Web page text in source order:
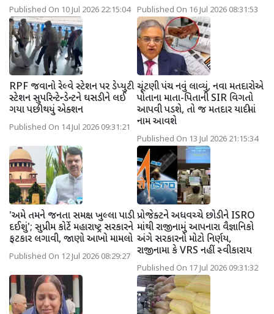
Published On 10 Jul 2026 22:15:04 Published On 16 Jul 2026 08:31:53
RPF જવાનો રેલ્વે સ્ટેશન પર ડેપ્યુટી
સ્ટેશન સુપરિન્ટેન્ડેન્ટને ઘસડીને લઈ
ગયા પછી થયું એક્શન
Published On 14 Jul 2026 09:31:21
ચૂંટણી પંચ નવું લાવ્યું, નવા મતદારોએ
પોતાના માતા-પિતાની SIR વિગતો
આપવી પડશે, તો જ મતદાર યાદીમાં
નામ આવશે
Published On 13 Jul 2026 21:15:34
'અમે તમને જનતા સમક્ષ ખુલ્લા પાડી
દઈશું'; સુપ્રીમ કોર્ટે મહારાષ્ટ્ર સરકારને
ફટકાર લગાવી, જાણો આખો મામલો
Published On 12 Jul 2026 08:29:27
પ્રોજેક્ટને અધવચ્ચે છોડીને ISRO
માંથી રાજીનામું આપનારા વૈજ્ઞાનિકો
અંગે સરકારનો મોટો નિર્ણય,
રાજીનામા કે VRS નહીં સ્વીકારાય
Published On 17 Jul 2026 09:31:32